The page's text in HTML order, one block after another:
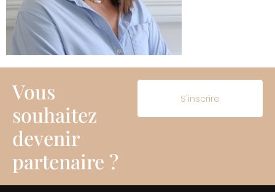
Vous
souhaitez
devenir
partenaire ?
S'inscrire